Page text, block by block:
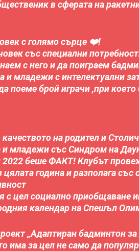
в сферата на
с голямо сърце ❤️!
със специални
с него и да поиграем
младежи с интелектуални
поеме брой играчи ,при
на родител и
младежи със Синдром на
2022 беше ФАКТ! Клубът
година и разполага със
с цел социално приобщаване
календар на Спешъл
„Адаптиран бадминтон
има за цел не само да